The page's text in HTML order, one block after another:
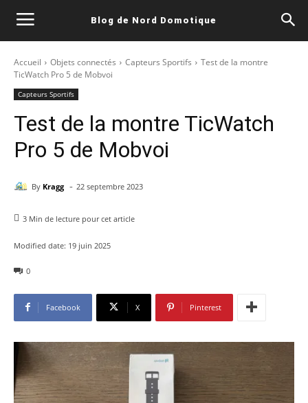
Blog de Nord Domotique
Accueil Objets connectés Capteurs Sportifs
Test de la montre
TicWatch Pro 5 de Mobvoi
Capteurs Sportifs
Test de la montre TicWatch
Pro 5 de Mobvoi
By Kragg - 22 septembre 2023
3 Min de lecture pour cet article
Modified date: 19 juin 2025
0
Facebook X Pinterest